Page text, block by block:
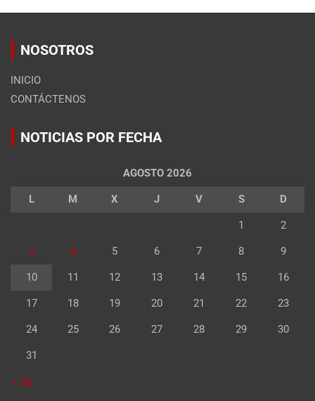
NOSOTROS
INICIO
CONTÁCTENOS
NOTICIAS POR FECHA
AGOSTO 2026
L M X J V S D
1 2
3 4 5 6 7 8 9
10 11 12 13 14 15 16
17 18 19 20 21 22 23
24 25 26 27 28 29 30
31
« Jul